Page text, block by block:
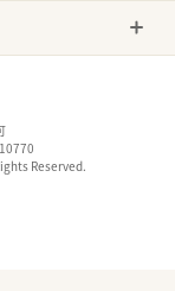
Reserved.